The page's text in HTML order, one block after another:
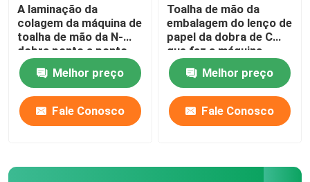
A laminação da
colagem da máquina de
toalha de mão da N-
dobra ponto a ponto
grava 180m/Min
Melhor preço
Fale Conosco
Toalha de mão da
embalagem do lenço de
papel da dobra de C
que faz a máquina
0.5Mpa
Melhor preço
Fale Conosco